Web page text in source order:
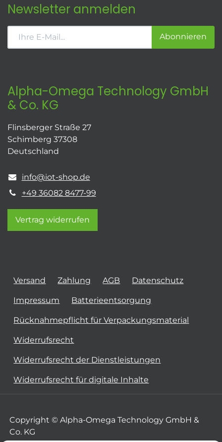
Newsletter anmelden
Abonnieren
Alpha-Omega Technology GmbH
& Co. KG
Flinsberger Straße 27
Schimberg 37308
Deutschland
info@iot-shop.de
+49 36082 8477-99
Vertrag widerrufen
Versand Zahlung AGB Datenschutz
Impressum Batterieentsorgung
Rücknahmepflicht für Verpackungsmaterial
Widerrufsrecht
Widerrufsrecht der Dienstleistungen
Widerrufsrecht für digitale Inhalte
Copyright © Alpha-Omega Technology GmbH &
Co. KG